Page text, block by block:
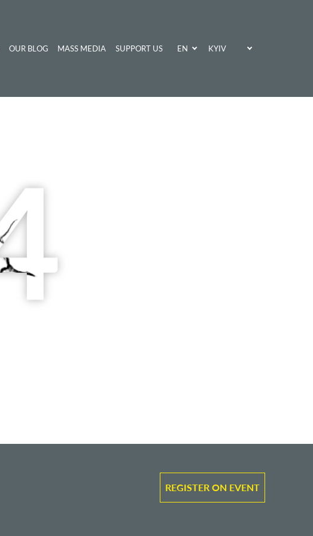
OUR BLOG MASS MEDIA
SUPPORT US
EN
KYIV
REGISTER ON EVENT